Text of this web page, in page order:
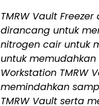
TMRW Vault
dirancang untuk
nitrogen cair untuk
untuk
Workstation TMRW
memindahkan
TMRW Vault serta